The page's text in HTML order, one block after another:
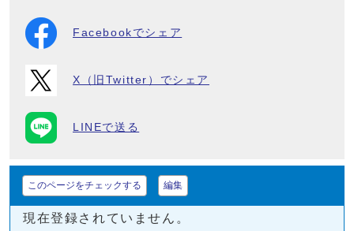
Facebookでシェア
X（旧Twitter）でシェア
LINEで送る
このページをチェックする 編集
現在登録されていません。